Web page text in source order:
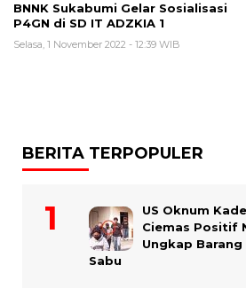
BNNK Sukabumi Gelar Sosialisasi
P4GN di SD IT ADZKIA 1
Selasa, 1 November 2022 - 12:39 WIB
BERITA TERPOPULER
US Oknum
Ciemas Positif
Ungkap
Sabu